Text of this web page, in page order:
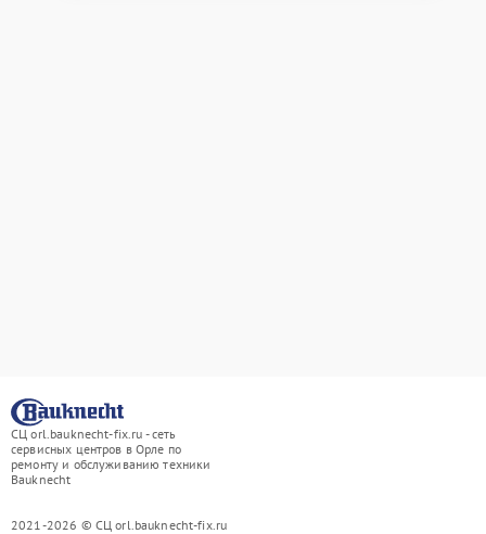
СЦ orl.bauknecht-fix.ru - сеть
сервисных центров в Орле по
ремонту и обслуживанию техники
Bauknecht
2021-2026 © СЦ orl.bauknecht-fix.ru